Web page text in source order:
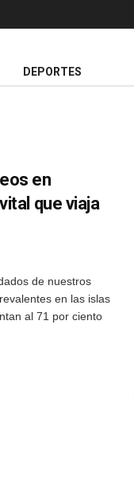
DEPORTES
en
que viaja
de nuestros
en las islas
al 71 por ciento